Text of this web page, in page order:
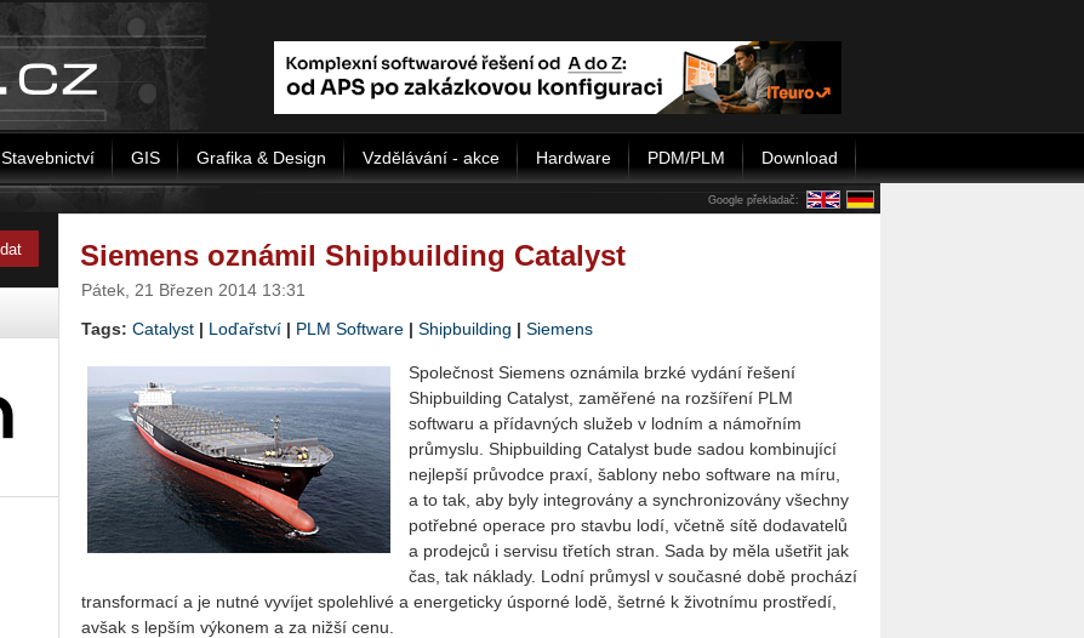
Stavebnictví GIS Grafika & Design Vzdělávání - akce Hardware PDM/PLM Download
Google překladač:
Siemens oznámil Shipbuilding Catalyst
Pátek, 21 Březen 2014 13:31
Tags: Catalyst | Loďařství | PLM Software | Shipbuilding | Siemens
Společnost Siemens oznámila brzké vydání řešení
Shipbuilding Catalyst, zaměřené na rozšíření PLM
softwaru a přídavných služeb v lodním a námořním
průmyslu. Shipbuilding Catalyst bude sadou kombinující
nejlepší průvodce praxí, šablony nebo software na míru,
a to tak, aby byly integrovány a synchronizovány všechny
potřebné operace pro stavbu lodí, včetně sítě dodavatelů
a prodejců i servisu třetích stran. Sada by měla ušetřit jak
čas, tak náklady. Lodní průmysl v současné době prochází
transformací a je nutné vyvíjet spolehlivé a energeticky úsporné lodě, šetrné k životnímu prostředí,
avšak s lepším výkonem a za nižší cenu.